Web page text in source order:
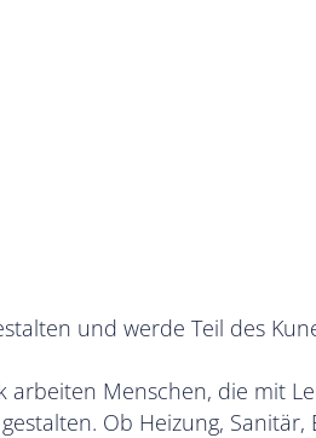
und werde Teil des
arbeiten Menschen, die mit
Ob Heizung, Sanitär,